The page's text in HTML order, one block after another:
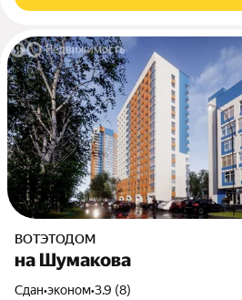
ВОТЭТОДОМ
на Шумакова
Сдан•эконом•3.9 (8)